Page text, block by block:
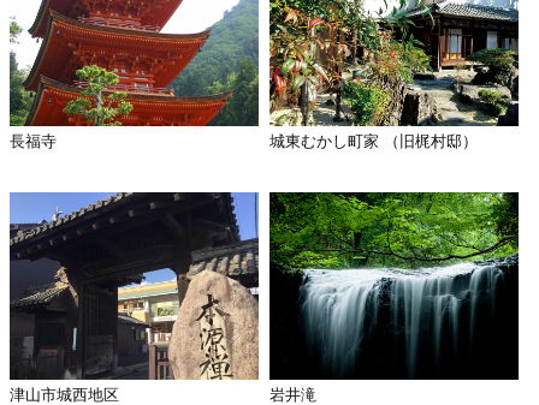
長福寺 城東むかし町家 （旧梶村邸）
津山市城西地区 岩井滝